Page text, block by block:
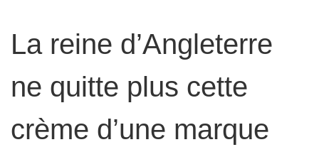
La reine d’Angleterre
ne quitte plus cette
crème d’une marque